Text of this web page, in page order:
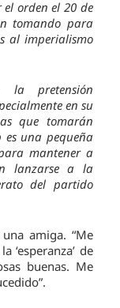
orden el 20 de
tomando para
al imperialismo
la pretensión
en su
que tomarán
una pequeña
mantener a
lanzarse a la
del partido
amiga. “Me
‘esperanza’ de
buenas. Me